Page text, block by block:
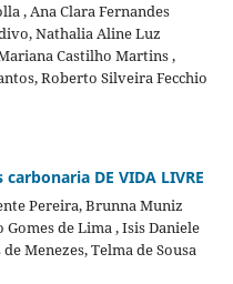
, Ana Clara Fernandes
Nathalia Aline Luz
Castilho Martins ,
Roberto Silveira Fecchio
carbonaria DE VIDA LIVRE
Pereira, Brunna Muniz
de Lima , Isis Daniele
Menezes, Telma de Sousa